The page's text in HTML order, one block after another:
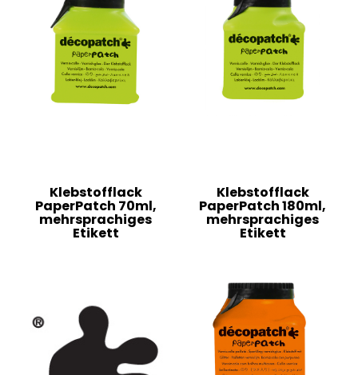
Klebstofflack
PaperPatch 70ml,
mehrsprachiges
Etikett
Klebstofflack
PaperPatch 180ml,
mehrsprachiges
Etikett